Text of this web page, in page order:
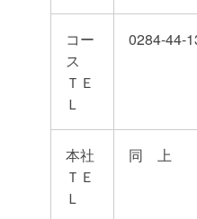
コー
ス
ＴＥ
Ｌ
0284-44-
本社
ＴＥ
Ｌ
同 上